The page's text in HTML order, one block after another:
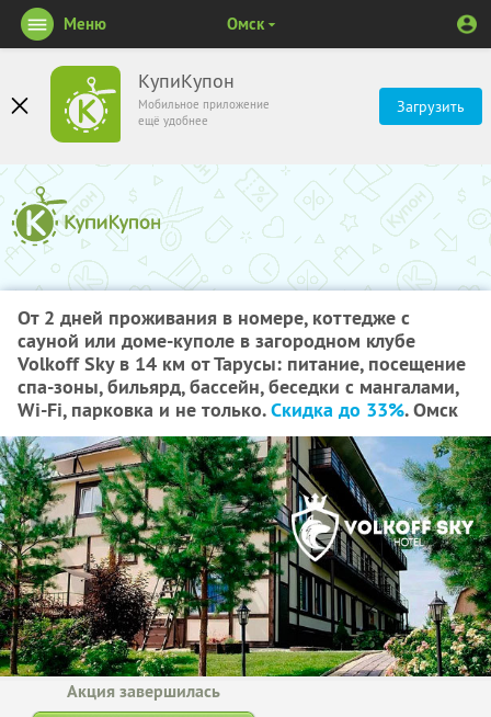
КупиКупон
Мобильное приложение
ещё удобнее
Загрузить
Меню Омск
От 2 дней проживания в номере, коттедже с
сауной или доме-куполе в загородном клубе
Volkoff Sky в 14 км от Тарусы: питание, посещение
спа-зоны, бильярд, бассейн, беседки с мангалами,
Wi-Fi, парковка и не только.Скидка до 33%. Омск
Акция завершилась